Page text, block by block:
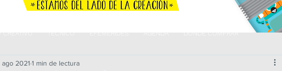
ago 2021 1 min de lectura